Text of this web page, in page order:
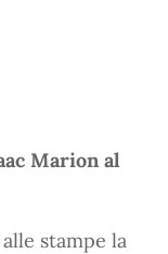
Marion al
stampe la